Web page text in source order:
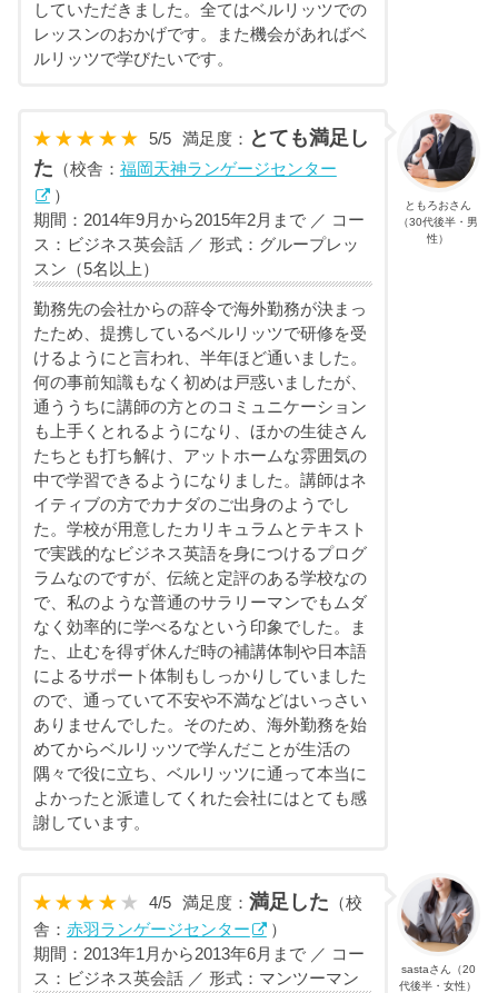
していただきました。全てはベルリッツでの
レッスンのおかげです。また機会があればベ
ルリッツで学びたいです。
ともろおさん
（30代後半・男
性）
5/5 満足度： とても満足し
た （校舎： 福岡天神ランゲージセンター
）
期間：2014年9月から2015年2月まで ／ コー
ス：ビジネス英会話 ／ 形式：グループレッ
スン（5名以上）
勤務先の会社からの辞令で海外勤務が決まっ
たため、提携しているベルリッツで研修を受
けるようにと言われ、半年ほど通いました。
何の事前知識もなく初めは戸惑いましたが、
通ううちに講師の方とのコミュニケーション
も上手くとれるようになり、ほかの生徒さん
たちとも打ち解け、アットホームな雰囲気の
中で学習できるようになりました。講師はネ
イティブの方でカナダのご出身のようでし
た。学校が用意したカリキュラムとテキスト
で実践的なビジネス英語を身につけるプログ
ラムなのですが、伝統と定評のある学校なの
で、私のような普通のサラリーマンでもムダ
なく効率的に学べるなという印象でした。ま
た、止むを得ず休んだ時の補講体制や日本語
によるサポート体制もしっかりしていました
ので、通っていて不安や不満などはいっさい
ありませんでした。そのため、海外勤務を始
めてからベルリッツで学んだことが生活の
隅々で役に立ち、ベルリッツに通って本当に
よかったと派遣してくれた会社にはとても感
謝しています。
sastaさん（20
代後半・女性）
4/5 満足度：満足した （校
舎： 赤羽ランゲージセンター
）
期間：2013年1月から2013年6月まで ／ コー
ス：ビジネス英会話 ／ 形式：マンツーマン